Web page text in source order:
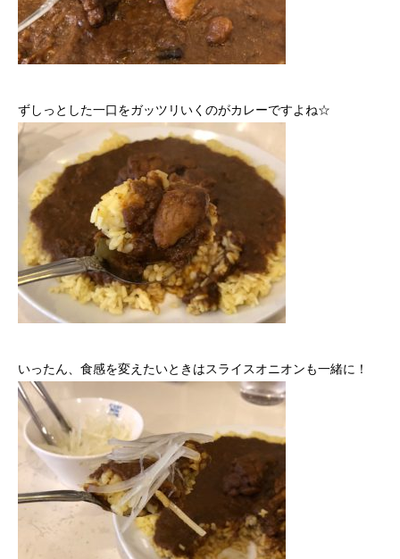
ずしっとした一口をガッツリいくのがカレーですよね☆
いったん、食感を変えたいときはスライスオニオンも一緒に！